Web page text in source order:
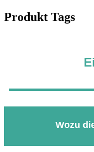
Produkt Tags
Wozu